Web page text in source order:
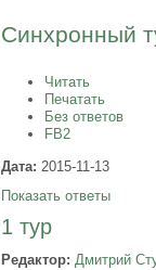
Синхронный
Читать
Печатать
Без ответов
FB2
Дата: 2015-11-13
Показать ответы
1 тур
Редактор: Дмитрий